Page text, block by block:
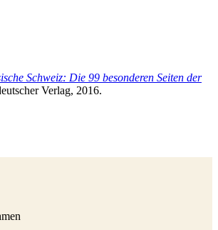
Schweiz: Die 99 besonderen Seiten der
Verlag, 2016.